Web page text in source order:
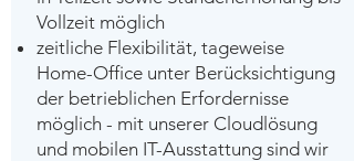
Vollzeit möglich
zeitliche Flexibilität, tageweise
Home-Office unter Berücksichtigung
der betrieblichen Erfordernisse
möglich - mit unserer Cloudlösung
und mobilen IT-Ausstattung sind wir